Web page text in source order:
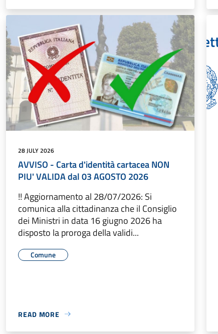
28 JULY 2026
AVVISO - Carta d'identità cartacea NON
PIU' VALIDA dal 03 AGOSTO 2026
!! Aggiornamento al 28/07/2026: Si
comunica alla cittadinanza che il Consiglio
dei Ministri in data 16 giugno 2026 ha
disposto la proroga della validi...
Comune
READ MORE